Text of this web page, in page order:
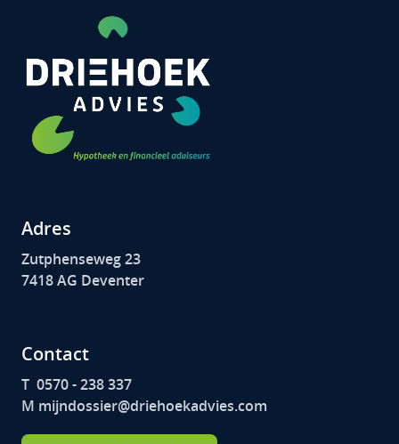
Adres
Zutphenseweg 23
7418 AG Deventer
Contact
T 0570 - 238 337
M mijndossier@driehoekadvies.com